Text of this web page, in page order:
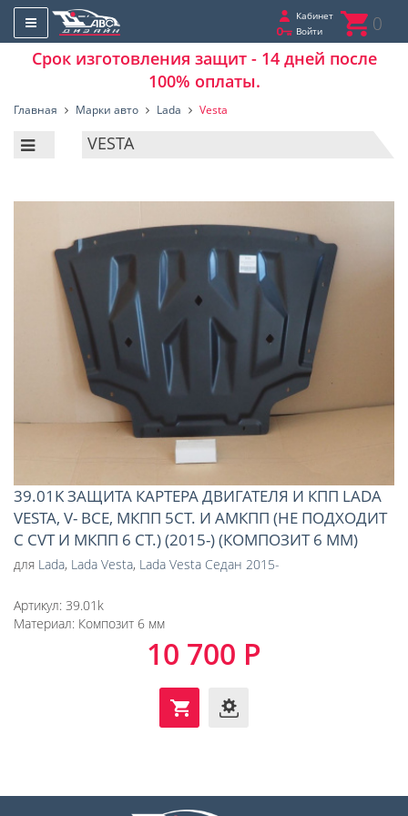
Кабинет
Войти
0
Срок изготовления защит - 14 дней после
100% оплаты.
Главная Марки авто Lada Vesta
VESTA
39.01K ЗАЩИТА КАРТЕРА ДВИГАТЕЛЯ И КПП LADA
VESTA, V- ВСЕ, МКПП 5СТ. И АМКПП (НЕ ПОДХОДИТ
С CVT И МКПП 6 СТ.) (2015-) (КОМПОЗИТ 6 ММ)
для Lada, Lada Vesta, Lada Vesta Седан 2015-
Артикул: 39.01k
Материал: Композит 6 мм
10 700 Р